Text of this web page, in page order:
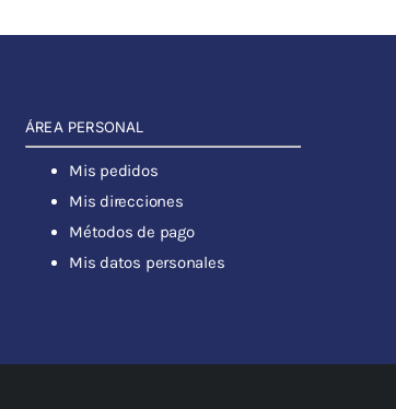
ÁREA PERSONAL
Mis pedidos
Mis direcciones
Métodos de pago
Mis datos personales